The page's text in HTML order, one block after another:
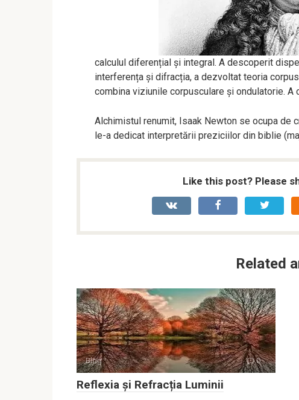
calculul diferențial și integral. A descoperit
interferența și difracția, a dezvoltat teoria
combina viziunile corpusculare și ondulatorie.
Alchimistul renumit, Isaak Newton se ocupa de
le-a dedicat interpretării preziciilor din biblie
Like this post? Please
Related
Blog 0
Reflexia și Refracția Luminii